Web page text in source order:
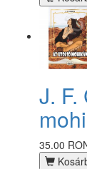
J. F.
35.00